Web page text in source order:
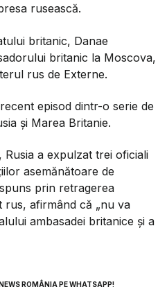
rusească.
britanic, Danae
britanic la Moscova,
rus de Externe.
episod dintr-o serie de
și Marea Britanie.
a expulzat trei oficiali
asemănătoare de
prin retragerea
rus, afirmând că „nu va
ambasadei britanice și a
ROMÂNIA PE WHATSAPP!